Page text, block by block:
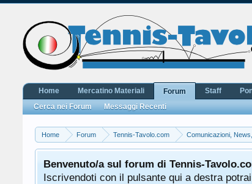
Home Forum Tennis-Tavolo.com Comunicazioni,
Benvenuto/a sul forum di Tennis-
Iscrivendoti con il pulsante qui a destra
Home Mercatino Materiali
Forum
Cerca nei Forum
Messaggi Recenti
Staff